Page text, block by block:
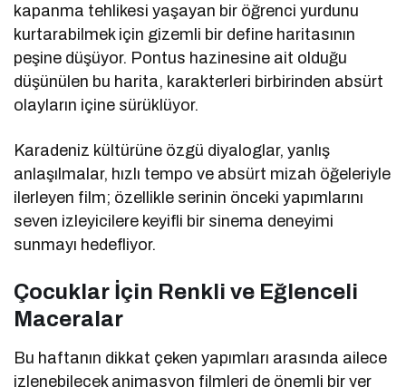
kapanma tehlikesi yaşayan bir öğrenci yurdunu
kurtarabilmek için gizemli bir define haritasının
peşine düşüyor. Pontus hazinesine ait olduğu
düşünülen bu harita, karakterleri birbirinden absürt
olayların içine sürüklüyor.
Karadeniz kültürüne özgü diyaloglar, yanlış
anlaşılmalar, hızlı tempo ve absürt mizah öğeleriyle
ilerleyen film; özellikle serinin önceki yapımlarını
seven izleyicilere keyifli bir sinema deneyimi
sunmayı hedefliyor.
Çocuklar İçin Renkli ve Eğlenceli
Maceralar
Bu haftanın dikkat çeken yapımları arasında ailece
izlenebilecek animasyon filmleri de önemli bir yer